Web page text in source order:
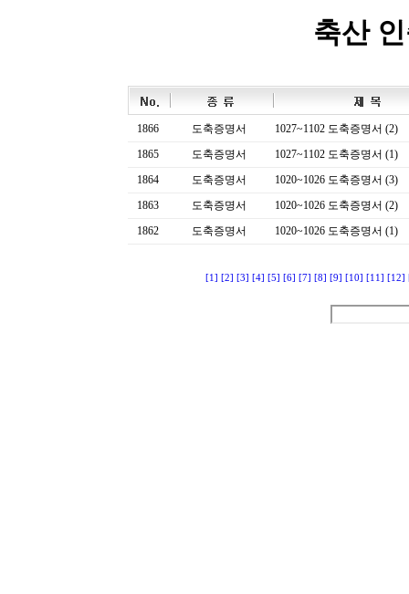
축산
1866 도축증명서
1027~1102 도축증명서 (2)
1865
도축증명서
1027~1102 도축증명서 (1)
1864
도축증명서
1020~1026 도축증명서 (3)
1863
도축증명서
1020~1026 도축증명서 (2)
1862
도축증명서 1020~1026 도축증명서 (1)
[1] [2] [3] [4] [5] [6] [7] [8] [9] [10] [11] [12]